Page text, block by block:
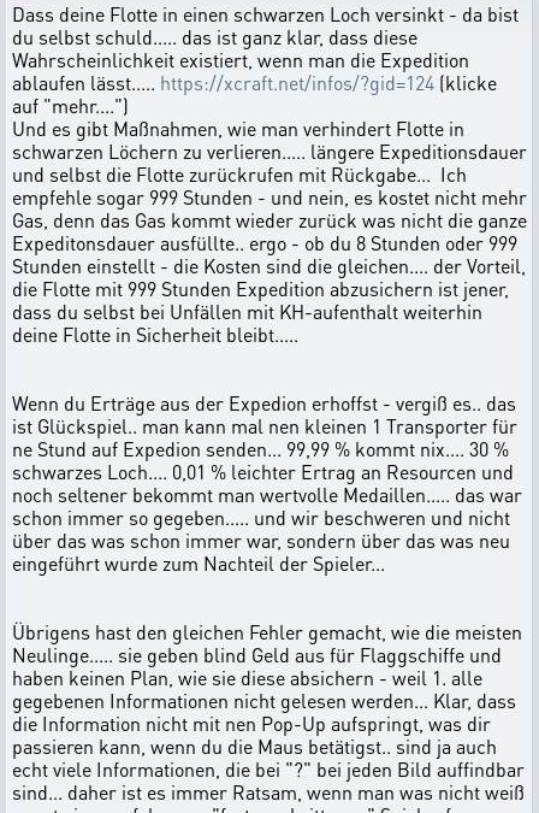
Dass deine Flotte in einen schwarzen Loch versinkt - da bist
du selbst schuld..... das ist ganz klar, dass diese
Wahrscheinlichkeit existiert, wenn man die Expedition
ablaufen lässt..... https://xcraft.net/infos/?gid=124 (klicke
auf "mehr....")
Und es gibt Maßnahmen, wie man verhindert Flotte in
schwarzen Löchern zu verlieren..... längere Expeditionsdauer
und selbst die Flotte zurückrufen mit Rückgabe... Ich
empfehle sogar 999 Stunden - und nein, es kostet nicht mehr
Gas, denn das Gas kommt wieder zurück was nicht die ganze
Expeditonsdauer ausfüllte.. ergo - ob du 8 Stunden oder 999
Stunden einstellt - die Kosten sind die gleichen.... der Vorteil,
die Flotte mit 999 Stunden Expedition abzusichern ist jener,
dass du selbst bei Unfällen mit KH-aufenthalt weiterhin
deine Flotte in Sicherheit bleibt.....
Wenn du Erträge aus der Expedion erhoffst - vergiß es.. das
ist Glückspiel.. man kann mal nen kleinen 1 Transporter für
ne Stund auf Expedion senden... 99,99 % kommt nix.... 30 %
schwarzes Loch.... 0,01 % leichter Ertrag an Resourcen und
noch seltener bekommt man wertvolle Medaillen..... das war
schon immer so gegeben..... und wir beschweren und nicht
über das was schon immer war, sondern über das was neu
eingeführt wurde zum Nachteil der Spieler...
Übrigens hast den gleichen Fehler gemacht, wie die meisten
Neulinge..... sie geben blind Geld aus für Flaggschiffe und
haben keinen Plan, wie sie diese absichern - weil 1. alle
gegebenen Informationen nicht gelesen werden... Klar, dass
die Information nicht mit nen Pop-Up aufspringt, was dir
passieren kann, wenn du die Maus betätigst.. sind ja auch
echt viele Informationen, die bei "?" bei jeden Bild auffindbar
sind... daher ist es immer Ratsam, wenn man was nicht weiß